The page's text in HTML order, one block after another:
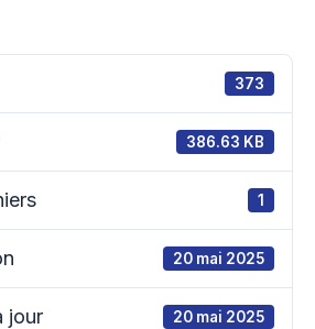
373
386.63 KB
1
20 mai 2025
jour 20 mai 2025